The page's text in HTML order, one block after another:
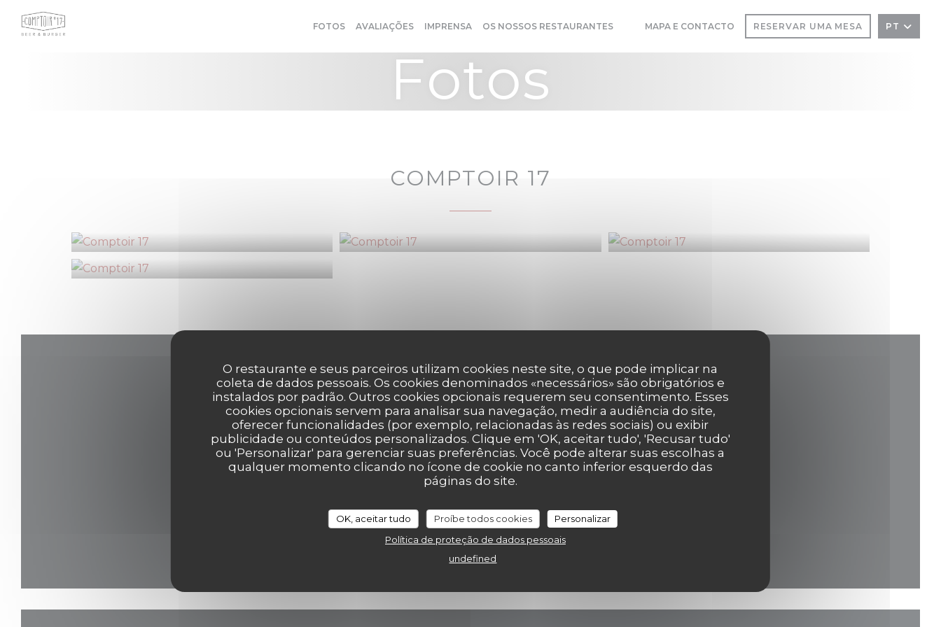
Painel de Gerenciamento de Cookies
O restaurante e seus parceiros utilizam cookies neste site, o que pode implicar na
coleta de dados pessoais. Os cookies denominados «necessários» são obrigatórios e
instalados por padrão. Outros cookies opcionais requerem seu consentimento. Esses
cookies opcionais servem para analisar sua navegação, medir a audiência do site,
oferecer funcionalidades (por exemplo, relacionadas às redes sociais) ou exibir
publicidade ou conteúdos personalizados. Clique em 'OK, aceitar tudo', 'Recusar tudo'
ou 'Personalizar' para gerenciar suas preferências. Você pode alterar suas escolhas a
qualquer momento clicando no ícone de cookie no canto inferior esquerdo das
páginas do site.
OK, aceitar tudo Proíbe todos cookies
Personalizar
Política de proteção de dados pessoais
undefined
FOTOS AVALIAÇÕES IMPRENSA OS NOSSOS RESTAURANTES
((ABRE NUMA NOVA JANELA))
((ABRE NUMA NOVA JANELA))
MAPA E CONTACTO RESERVAR UMA MESA PT
Fotos
COMPTOIR 17
Mapa e Contacto
17 Grand Place 7500 Tournai ((abre numa nova janela))
069 84 30 35
eelke.ashley@hotmail.com
Facebook ((abre numa nova janela))